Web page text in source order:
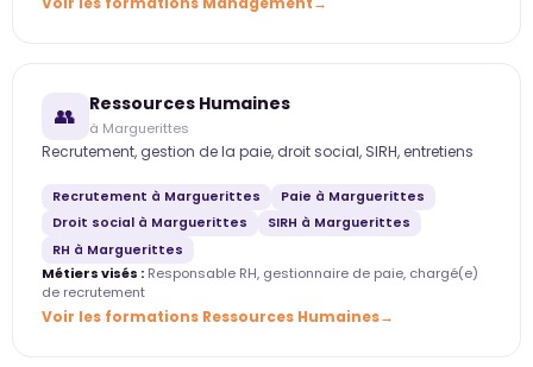
👥 Ressources Humaines
à Marguerittes
Recrutement, gestion de la paie, droit social, SIRH, entretiens
Recrutement à Marguerittes
Paie à Marguerittes
Droit social à Marguerittes
SIRH à Marguerittes
RH à Marguerittes
Métiers visés : Responsable RH, gestionnaire de paie, chargé(e)
de recrutement
Voir les formations Ressources Humaines